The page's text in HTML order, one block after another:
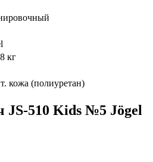
кг
кожа (полиуретан)
510 Kids №5 Jögel